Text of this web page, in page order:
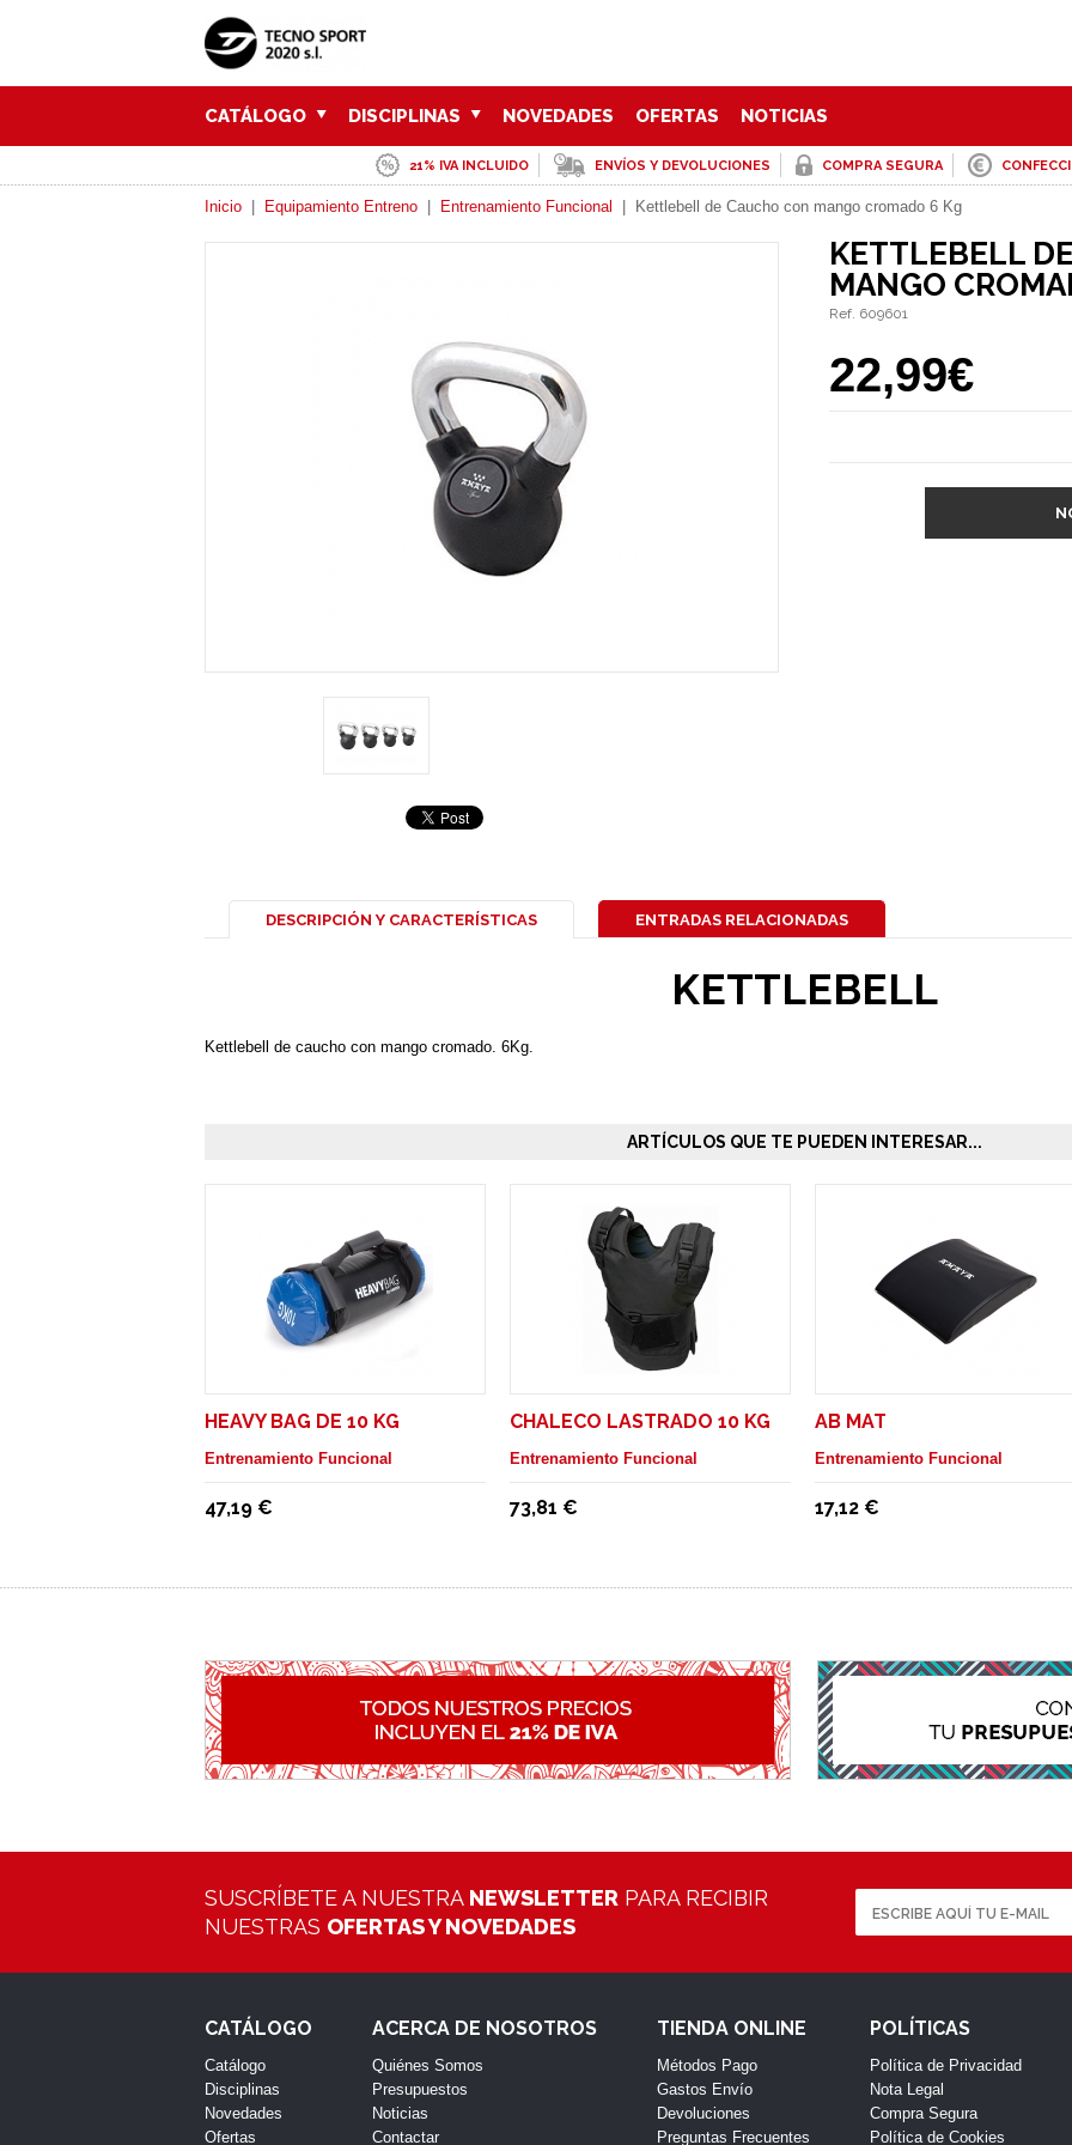
CATÁLOGO DISCIPLINAS NOVEDADES OFERTAS NOTICIAS
21% IVA INCLUIDO ENVÍOS Y DEVOLUCIONES COMPRA SEGURA
Inicio Equipamiento Entreno Entrenamiento Funcional Kettlebell de Caucho con mango cromado 6 Kg
KETTLEBELL
MANGO
Ref. 609601
22,99€
DESCRIPCIÓN Y CARACTERÍSTICAS ENTRADAS RELACIONADAS
KETTLEBELL
Kettlebell de caucho con mango cromado. 6Kg.
ARTÍCULOS QUE TE PUEDEN INTERESAR...
HEAVY BAG DE 10 KG
Entrenamiento Funcional
47,19 €
CHALECO LASTRADO 10 KG
Entrenamiento Funcional
73,81 €
AB MAT
Entrenamiento Funcional
17,12 €
SUSCRÍBETE A NUESTRA NEWSLETTER PARA RECIBIR
NUESTRAS OFERTAS Y NOVEDADES
CATÁLOGO
Catálogo
Disciplinas
Novedades
Ofertas
ACERCA DE NOSOTROS
Quiénes Somos
Presupuestos
Noticias
Contactar
TIENDA ONLINE
Métodos Pago
Gastos Envío
Devoluciones
Preguntas Frecuentes
POLÍTICAS
Política de Privacidad
Nota Legal
Compra Segura
Política de Cookies